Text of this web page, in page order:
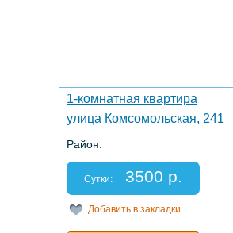
1-комнатная квартира
улица Комсомольская, 241
Район:
Спальных мест: 5
Отчетные документы: есть
Сутки: 3500 р.
Добавить в закладки